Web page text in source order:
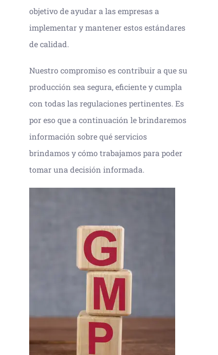
objetivo de ayudar a las empresas a
implementar y mantener estos estándares
de calidad.
Nuestro compromiso es contribuir a que su
producción sea segura, eficiente y cumpla
con todas las regulaciones pertinentes. Es
por eso que a continuación le brindaremos
información sobre qué servicios
brindamos y cómo trabajamos para poder
tomar una decisión informada.